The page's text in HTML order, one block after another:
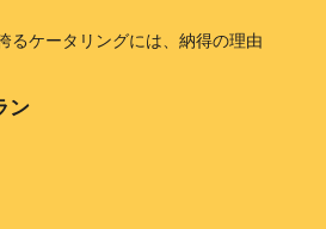
るケータリングには、納得の理由
ン